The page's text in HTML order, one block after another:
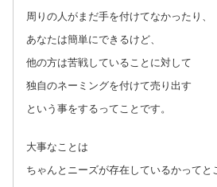
周りの人がまだ手を付けてなかったり、
あなたは簡単にできるけど、
他の方は苦戦していることに対して
独自のネーミングを付けて売り出す
という事をするってことです。
大事なことは
ちゃんとニーズが存在しているかってと